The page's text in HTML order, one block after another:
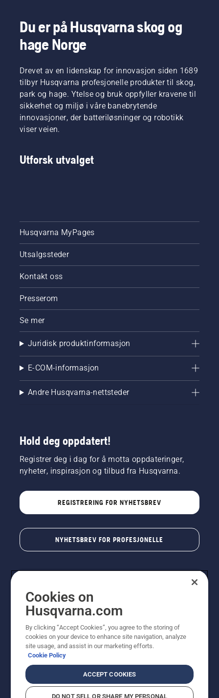
Du er på Husqvarna skog og
hage Norge
Drevet av en lidenskap for innovasjon siden 1689
tilbyr Husqvarna profesjonelle produkter til skog,
park og hage. Ytelse og bruk oppfyller kravene til
sikkerhet og miljø i våre banebrytende
innovasjoner, der batteriløsninger og robotikk
viser veien.
Utforsk utvalget
Husqvarna MyPages
Utsalgssteder
Kontakt oss
Presserom
Se mer
Juridisk produktinformasjon
E-COM-informasjon
Andre Husqvarna-nettsteder
Hold deg oppdatert!
Registrer deg i dag for å motta oppdateringer,
nyheter, inspirasjon og tilbud fra Husqvarna.
REGISTRERING FOR NYHETSBREV
NYHETSBREV FOR PROFESJONELLE
© Husqvarna AB (utgiver). Med enerett. Angitte priser
er veiledende priser. Alle oppgitte priser er veiledende
tilgjengelig for direkte kjøp.
Cookies on
Husqvarna.com
By clicking “Accept Cookies”, you agree to the storing of
cookies on your device to enhance site navigation, analyze
site usage, and assist in our marketing efforts.
Cookie Policy
ACCEPT COOKIES
DO NOT SELL OR SHARE MY PERSONAL